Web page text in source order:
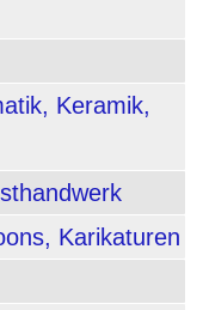
Keramik,
Karikaturen